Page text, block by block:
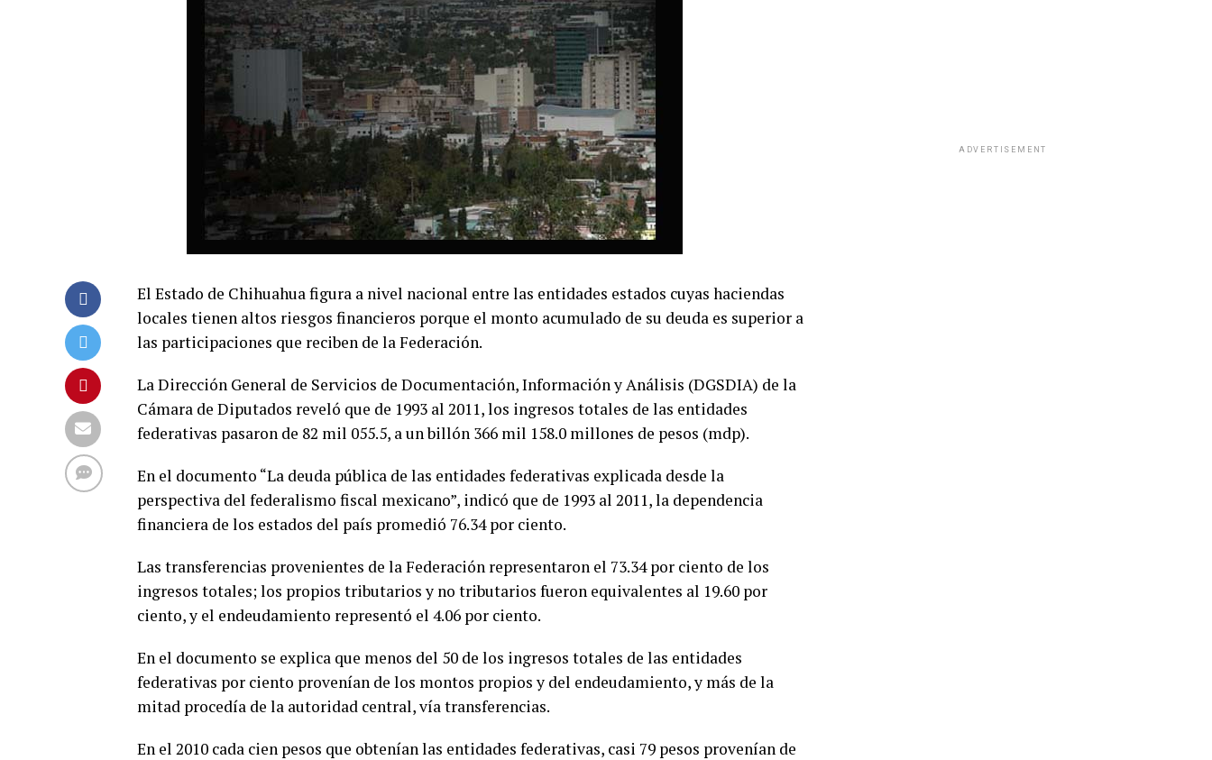
El Estado de Chihuahua figura a nivel nacional entre las entidades estados cuyas haciendas
locales tienen altos riesgos financieros porque el monto acumulado de su deuda es superior a
las participaciones que reciben de la Federación.
La Dirección General de Servicios de Documentación, Información y Análisis (DGSDIA) de la
Cámara de Diputados reveló que de 1993 al 2011, los ingresos totales de las entidades
federativas pasaron de 82 mil 055.5, a un billón 366 mil 158.0 millones de pesos (mdp).
En el documento “La deuda pública de las entidades federativas explicada desde la
perspectiva del federalismo fiscal mexicano”, indicó que de 1993 al 2011, la dependencia
financiera de los estados del país promedió 76.34 por ciento.
Las transferencias provenientes de la Federación representaron el 73.34 por ciento de los
ingresos totales; los propios tributarios y no tributarios fueron equivalentes al 19.60 por
ciento, y el endeudamiento representó el 4.06 por ciento.
En el documento se explica que menos del 50 de los ingresos totales de las entidades
federativas por ciento provenían de los montos propios y del endeudamiento, y más de la
mitad procedía de la autoridad central, vía transferencias.
En el 2010 cada cien pesos que obtenían las entidades federativas, casi 79 pesos provenían de
ADVERTISEMENT